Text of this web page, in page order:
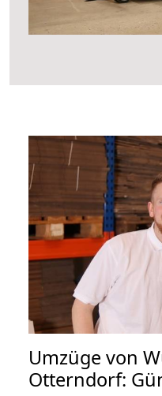
Umzüge von
Otterndorf: